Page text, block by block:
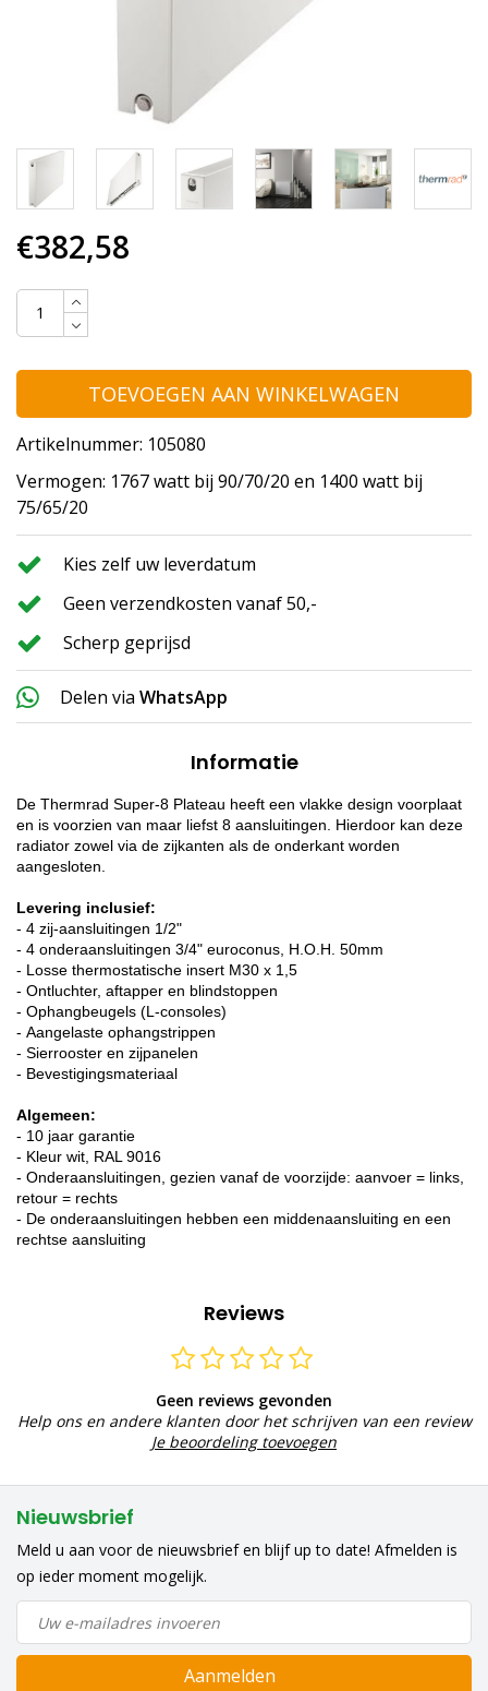
€382,58
TOEVOEGEN AAN WINKELWAGEN
Artikelnummer: 105080
Vermogen: 1767 watt bij 90/70/20 en 1400 watt bij
75/65/20
Kies zelf uw leverdatum
Geen verzendkosten vanaf 50,-
Scherp geprijsd
Delen via WhatsApp
Informatie
De Thermrad Super-8 Plateau heeft een vlakke design voorplaat
en is voorzien van maar liefst 8 aansluitingen. Hierdoor kan deze
radiator zowel via de zijkanten als de onderkant worden
aangesloten.
Levering inclusief:
- 4 zij-aansluitingen 1/2"
- 4 onderaansluitingen 3/4" euroconus, H.O.H. 50mm
- Losse thermostatische insert M30 x 1,5
- Ontluchter, aftapper en blindstoppen
- Ophangbeugels (L-consoles)
- Aangelaste ophangstrippen
- Sierrooster en zijpanelen
- Bevestigingsmateriaal
Algemeen:
- 10 jaar garantie
- Kleur wit, RAL 9016
- Onderaansluitingen, gezien vanaf de voorzijde: aanvoer = links,
retour = rechts
- De onderaansluitingen hebben een middenaansluiting en een
rechtse aansluiting
Reviews
Geen reviews gevonden
Help ons en andere klanten door het schrijven van een review
Je beoordeling toevoegen
Nieuwsbrief
Meld u aan voor de nieuwsbrief en blijf up to date! Afmelden is
op ieder moment mogelijk.
Aanmelden